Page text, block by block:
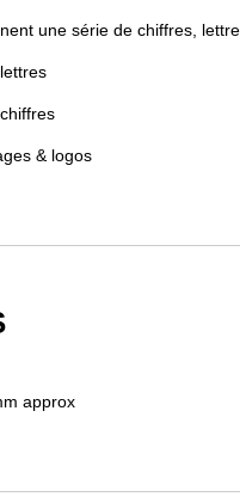
une série de chiffres,
& logos
approx